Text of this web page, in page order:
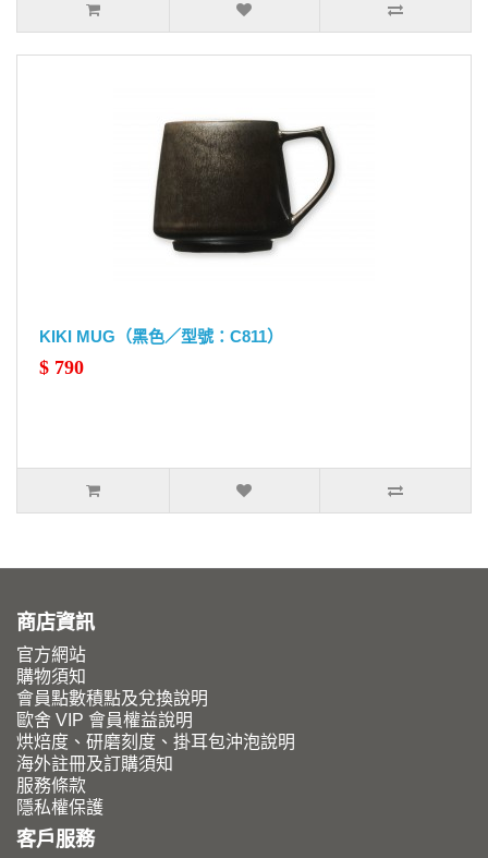
KIKI MUG（黑色／型號：C811）
$ 790
商店資訊
官方網站
購物須知
會員點數積點及兌換說明
歐舍 VIP 會員權益說明
烘焙度、研磨刻度、掛耳包沖泡說明
海外註冊及訂購須知
服務條款
隱私權保護
客戶服務